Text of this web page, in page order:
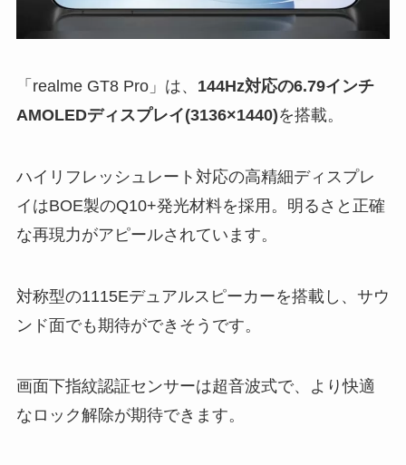
「realme GT8 Pro」は、 144Hz対応の6.79インチ
AMOLEDディスプレイ(3136×1440)を搭載。
ハイリフレッシュレート対応の高精細ディスプレ
イはBOE製のQ10+発光材料を採用。明るさと正確
な再現力がアピールされています。
対称型の1115Eデュアルスピーカーを搭載し、サウ
ンド面でも期待ができそうです。
画面下指紋認証センサーは超音波式で、より快適
なロック解除が期待できます。